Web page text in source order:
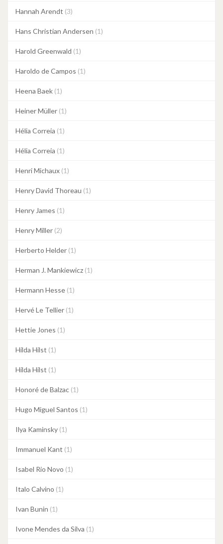
Hannah Arendt (3)
Hans Christian Andersen (1)
Harold Greenwald (1)
Haroldo de Campos (1)
Heena Baek (1)
Heiner Müller (1)
Hélia Correia (1)
Hélia Correia (1)
Henri Michaux (1)
Henry David Thoreau (1)
Henry James (1)
Henry Miller (2)
Herberto Helder (1)
Herman J. Mankiewicz (1)
Hermann Hesse (1)
Hervé Le Tellier (1)
Hettie Jones (1)
Hilda Hilst (1)
Hilda Hilst (1)
Honoré de Balzac (1)
Hugo Miguel Santos (1)
Ilya Kaminsky (1)
Immanuel Kant (1)
Isabel Rio Novo (1)
Italo Calvino (1)
Ivan Bunin (1)
Ivone Mendes da Silva (1)